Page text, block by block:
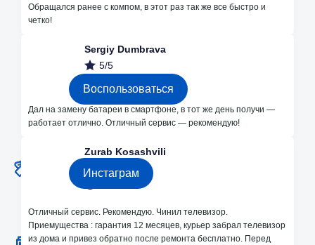
Обращался ранее с компом, в этот раз так же все быстро и
четко!
Sergiy Dumbrava
5/5
Дал на замену батареи в смартфоне, в тот же день получи —
работает отлично. Отличный сервис — рекомендую!
Zurab Kosashvili
5/5
Отличный сервис. Рекомендую. Чинил телевизор.
Приемущества : гарантия 12 месяцев, курьер забрал телевизор
из дома и привез обратно после ремонта бесплатно. Перед
Незначительные поломки делаем
бесплатно
Воспользоваться
Каждые месяц розыгрышы на
Инстаграм
2 Офиса в Кишиневе
Bodoni 33 и Dacia 24